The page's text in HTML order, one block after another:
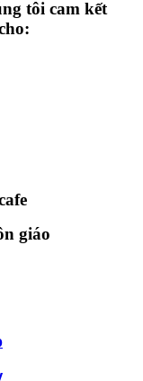
tôi cam kết
giáo